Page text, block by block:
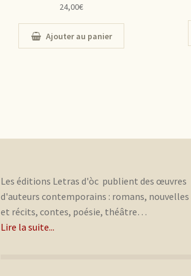
24,00€
Ajouter au panier
Les éditions Letras d'òc publient des œuvres
d'auteurs contemporains : romans, nouvelles
et récits, contes, poésie, théâtre…
Lire la suite...